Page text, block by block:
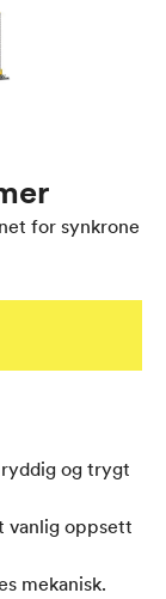
for synkrone
og trygt
vanlig oppsett
mekanisk.